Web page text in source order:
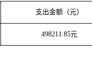
支出金额（元）
498211.85元